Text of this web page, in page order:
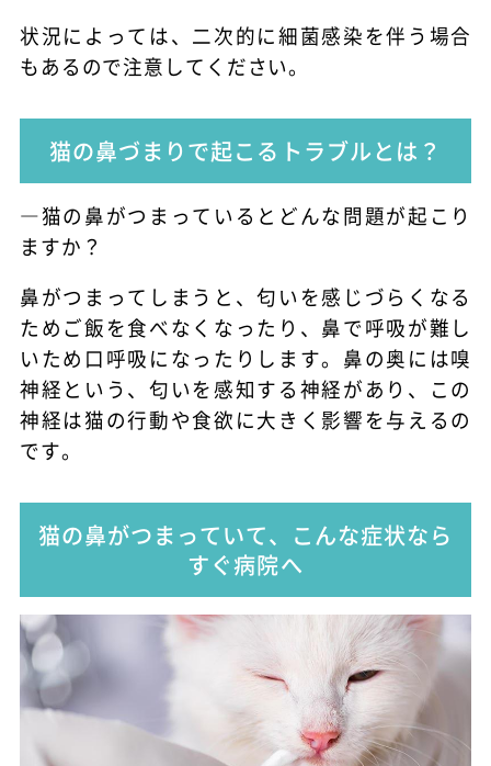
状況によっては、二次的に細菌感染を伴う場合
もあるので注意してください。
猫の鼻づまりで起こるトラブルとは？
―猫の鼻がつまっているとどんな問題が起こり
ますか？
鼻がつまってしまうと、匂いを感じづらくなる
ためご飯を食べなくなったり、鼻で呼吸が難し
いため口呼吸になったりします。鼻の奥には嗅
神経という、匂いを感知する神経があり、この
神経は猫の行動や食欲に大きく影響を与えるの
です。
猫の鼻がつまっていて、こんな症状なら
すぐ病院へ